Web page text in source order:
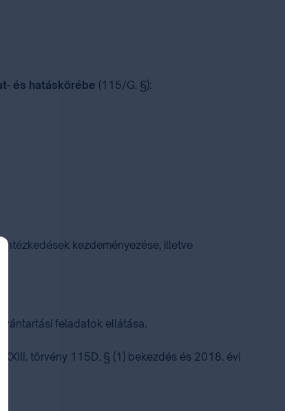
és hatáskörébe (115/G. §):
kezdeményezése, illetve
feladatok ellátása.
törvény 115D. § (1) bekezdés és 2018. évi